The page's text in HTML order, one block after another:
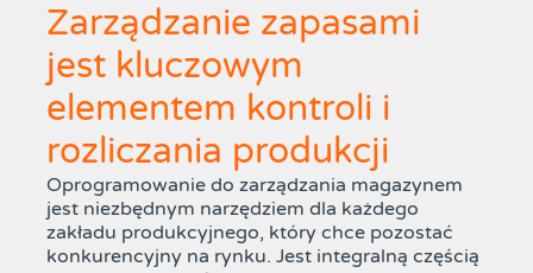
Zarządzanie zapasami
jest kluczowym
elementem kontroli i
rozliczania produkcji
Oprogramowanie do zarządzania magazynem
jest niezbędnym narzędziem dla każdego
zakładu produkcyjnego, który chce pozostać
konkurencyjny na rynku. Jest integralną częścią